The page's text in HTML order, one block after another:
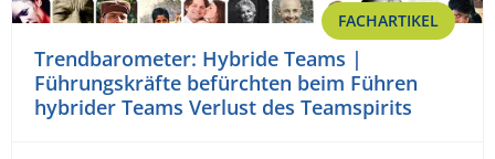
FACHARTIKEL
Trendbarometer: Hybride Teams |
Führungskräfte befürchten beim Führen
hybrider Teams Verlust des Teamspirits